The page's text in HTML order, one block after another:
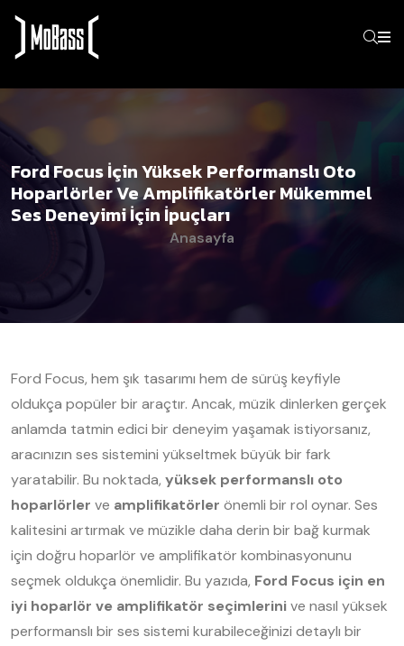
Ford Focus İçin Yüksek Performanslı Oto
Hoparlörler Ve Amplifikatörler Mükemmel
Ses Deneyimi İçin İpuçları
Anasayfa
Ford Focus, hem şık tasarımı hem de sürüş keyfiyle
oldukça popüler bir araçtır. Ancak, müzik dinlerken gerçek
anlamda tatmin edici bir deneyim yaşamak istiyorsanız,
aracınızın ses sistemini yükseltmek büyük bir fark
yaratabilir. Bu noktada, yüksek performanslı oto
hoparlörler ve amplifikatörler önemli bir rol oynar. Ses
kalitesini artırmak ve müzikle daha derin bir bağ kurmak
için doğru hoparlör ve amplifikatör kombinasyonunu
seçmek oldukça önemlidir. Bu yazıda, Ford Focus için en
iyi hoparlör ve amplifikatör seçimlerinive nasıl yüksek
performanslı bir ses sistemi kurabileceğinizi detaylı bir